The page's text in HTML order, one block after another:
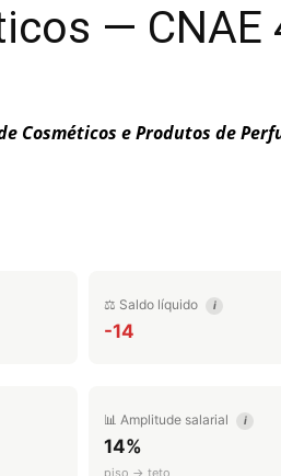
—
Cosméticos e Produtos de
⚖️ Saldo líquido i
-14
📊 Amplitude salarial i
14%
piso → teto